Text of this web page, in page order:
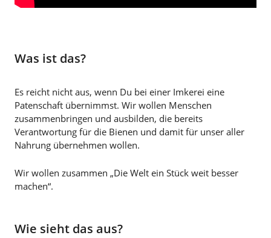
Was ist das?
Es reicht nicht aus, wenn Du bei einer Imkerei eine
Patenschaft übernimmst. Wir wollen Menschen
zusammenbringen und ausbilden, die bereits
Verantwortung für die Bienen und damit für unser aller
Nahrung übernehmen wollen.
Wir wollen zusammen „Die Welt ein Stück weit besser
machen“.
Wie sieht das aus?